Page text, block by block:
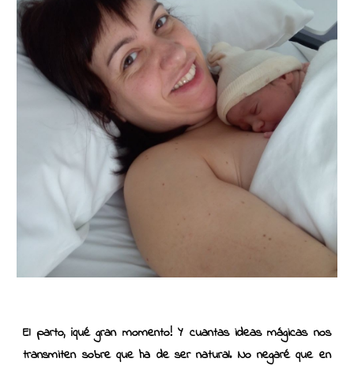
El parto, ¡qué gran momento! Y cuantas ideas mágicas nos
transmiten sobre que ha de ser natural. No negaré que en